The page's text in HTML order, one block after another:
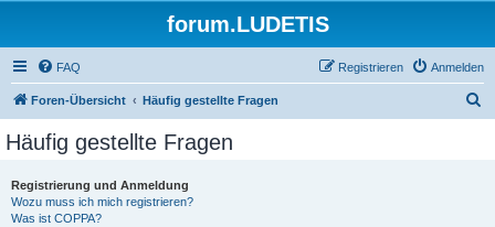
forum.LUDETIS
FAQ Anmelden
Registrieren
Foren-Übersicht Häufig gestellte Fragen
Häufig gestellte Fragen
Registrierung und Anmeldung
Wozu muss ich mich registrieren?
Was ist COPPA?